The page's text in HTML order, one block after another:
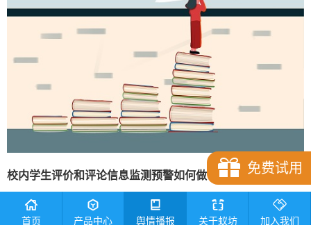
校内学生评价和评论信息监测预警如何做？
做法一：构建监测预警体系
免费试用
首页 产品中心 舆情播报 关于蚁坊 加入我们